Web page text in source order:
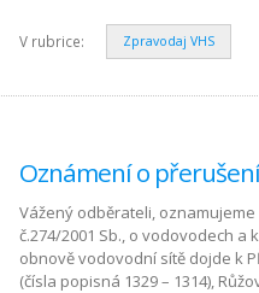
V rubrice: Zpravodaj VHS
Oznámení o
Vážený odběrateli,
č.274/2001 Sb., o vodovodech
obnově vodovodní sítě dojde k
(čísla popisná 1329 – 1314),